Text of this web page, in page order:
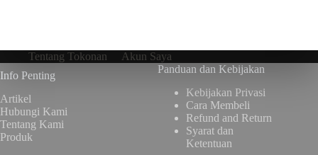
Tentang Tokonan
Akun Saya
Info Penting
Artikel
Hubungi Kami
Tentang Kami
Produk
Panduan dan Kebijakan
Kebijakan Privasi
Cara Membeli
Refund and Return
Syarat dan
Ketentuan